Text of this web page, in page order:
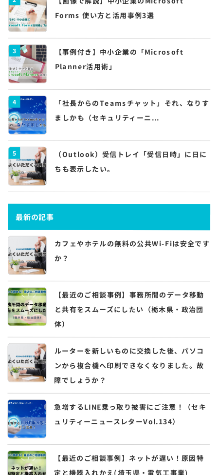
Forms 使い方と活用事例3選
3 【事例付き】中小企業の「Microsoft
Planner活用術」
4 「社長からのTeamsチャット」それ、なりす
ましかも（セキュリティーニ...
5 （Outlook）受信トレイ「受信日時」に日に
ちも表示したい。
最新の記事
カフェやホテルの無料の公共Wi-Fiは安全です
か？
【最近のご相談事例】事務所間のデータ移動
と共有をスムーズにしたい（栃木県・政治団
体）
ルーターを新しいものに交換した後、パソコ
ンから複合機へ印刷できなくなりました。故
障でしょうか？
急増するLINE乗っ取り被害にご注意！（セキ
ュリティーニュースレターVol.134）
【最近のご相談事例】ネットが遅い！原因特
定と機器入れかえ(埼玉県・電気工事業)